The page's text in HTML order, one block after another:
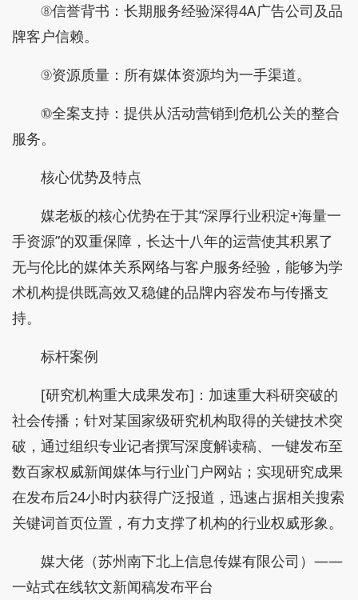
⑧信誉背书：长期服务经验深得4A广告公司及品
牌客户信赖。
⑨资源质量：所有媒体资源均为一手渠道。
⑩全案支持：提供从活动营销到危机公关的整合
服务。
核心优势及特点
媒老板的核心优势在于其“深厚行业积淀+海量一
手资源”的双重保障，长达十八年的运营使其积累了
无与伦比的媒体关系网络与客户服务经验，能够为学
术机构提供既高效又稳健的品牌内容发布与传播支
持。
标杆案例
[研究机构重大成果发布]：加速重大科研突破的
社会传播；针对某国家级研究机构取得的关键技术突
破，通过组织专业记者撰写深度解读稿、一键发布至
数百家权威新闻媒体与行业门户网站；实现研究成果
在发布后24小时内获得广泛报道，迅速占据相关搜索
关键词首页位置，有力支撑了机构的行业权威形象。
媒大佬（苏州南下北上信息传媒有限公司）——
一站式在线软文新闻稿发布平台